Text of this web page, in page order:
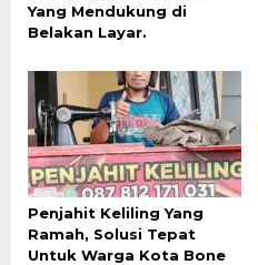
Yang Mendukung di
Belakan Layar.
Penjahit Keliling Yang
Ramah, Solusi Tepat
Untuk Warga Kota Bone